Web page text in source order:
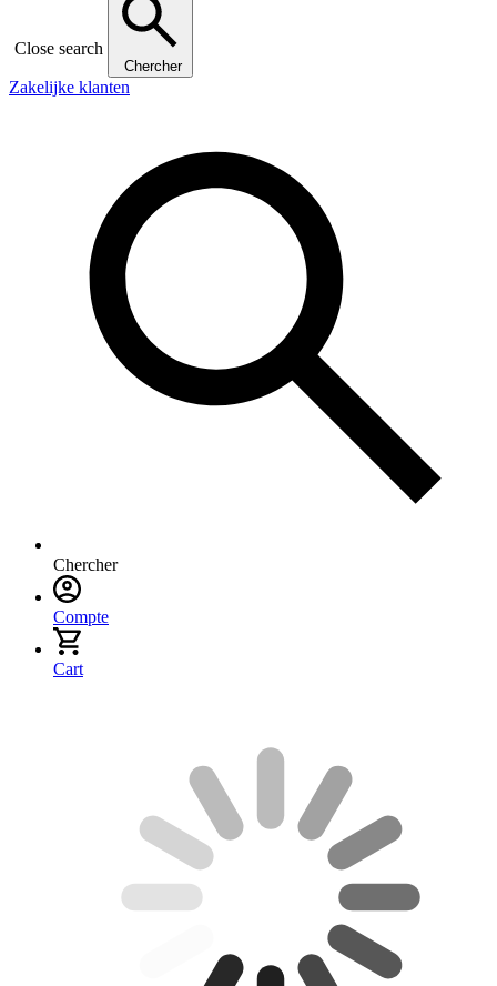
Close search
Chercher
Zakelijke klanten
Chercher
Compte
Cart